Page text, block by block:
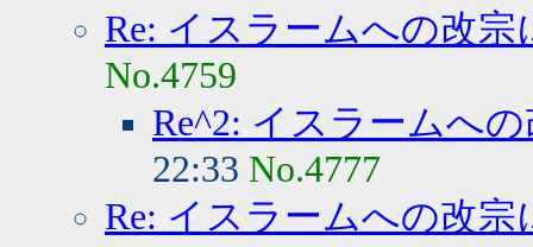
Re: イスラームへの改
No.4759
Re^2: イスラームへ
22:33 No.4777
Re: イスラームへの改